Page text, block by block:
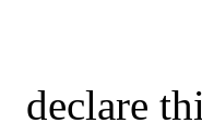
declare